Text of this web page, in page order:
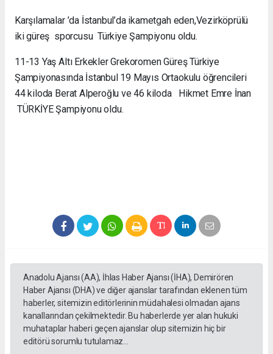
Karşılamalar ’da İstanbul’da ikametgah eden,Vezirköprülü
iki güreş sporcusu Türkiye Şampiyonu oldu.
11-13 Yaş Altı Erkekler Grekoromen Güreş Türkiye
Şampiyonasında İstanbul 19 Mayıs Ortaokulu öğrencileri
44 kiloda Berat Alperoğlu ve 46 kiloda Hikmet Emre İnan
TÜRKİYE Şampiyonu oldu.
Anadolu Ajansı (AA), İhlas Haber Ajansı (İHA), Demirören
Haber Ajansı (DHA) ve diğer ajanslar tarafından eklenen tüm
haberler, sitemizin editörlerinin müdahalesi olmadan ajans
kanallarından çekilmektedir. Bu haberlerde yer alan hukuki
muhataplar haberi geçen ajanslar olup sitemizin hiç bir
editörü sorumlu tutulamaz...